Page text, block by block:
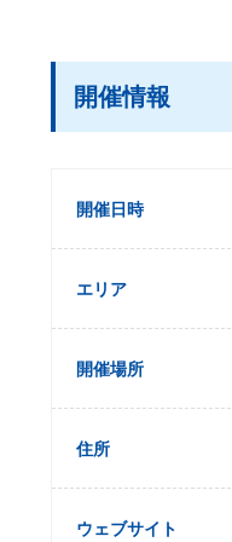
開催情報
開催日時
エリア
開催場所
住所
ウェブサイト